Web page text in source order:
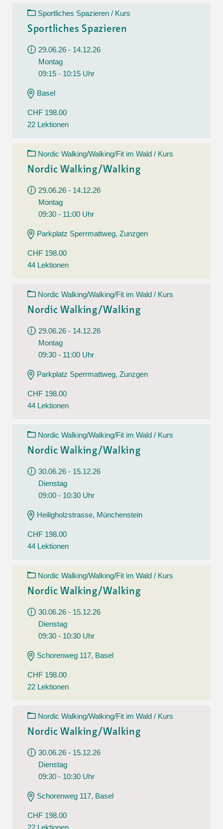
Sportliches Spazieren / Kurs
Sportliches Spazieren
29.06.26 - 14.12.26
Montag
09:15 - 10:15 Uhr
Basel
CHF 198.00
22 Lektionen
Nordic Walking/Walking/Fit im Wald / Kurs
Nordic Walking/Walking
29.06.26 - 14.12.26
Montag
09:30 - 11:00 Uhr
Parkplatz Sperrmattweg, Zunzgen
CHF 198.00
44 Lektionen
Nordic Walking/Walking/Fit im Wald / Kurs
Nordic Walking/Walking
29.06.26 - 14.12.26
Montag
09:30 - 11:00 Uhr
Parkplatz Sperrmattweg, Zunzgen
CHF 198.00
44 Lektionen
Nordic Walking/Walking/Fit im Wald / Kurs
Nordic Walking/Walking
30.06.26 - 15.12.26
Dienstag
09:00 - 10:30 Uhr
Heiligholzstrasse, Münchenstein
CHF 198.00
44 Lektionen
Nordic Walking/Walking/Fit im Wald / Kurs
Nordic Walking/Walking
30.06.26 - 15.12.26
Dienstag
09:30 - 10:30 Uhr
Schorenweg 117, Basel
CHF 198.00
22 Lektionen
Nordic Walking/Walking/Fit im Wald / Kurs
Nordic Walking/Walking
30.06.26 - 15.12.26
Dienstag
09:30 - 10:30 Uhr
Schorenweg 117, Basel
CHF 198.00
22 Lektionen